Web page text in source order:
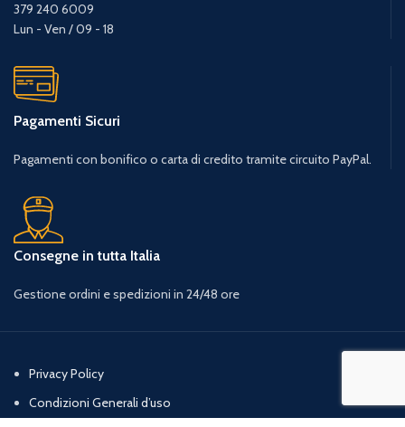
379 240 6009
Lun - Ven / 09 - 18
Pagamenti Sicuri
Pagamenti con bonifico o carta di credito tramite circuito PayPal.
Consegne in tutta Italia
Gestione ordini e spedizioni in 24/48 ore
Privacy Policy
Condizioni Generali d’uso